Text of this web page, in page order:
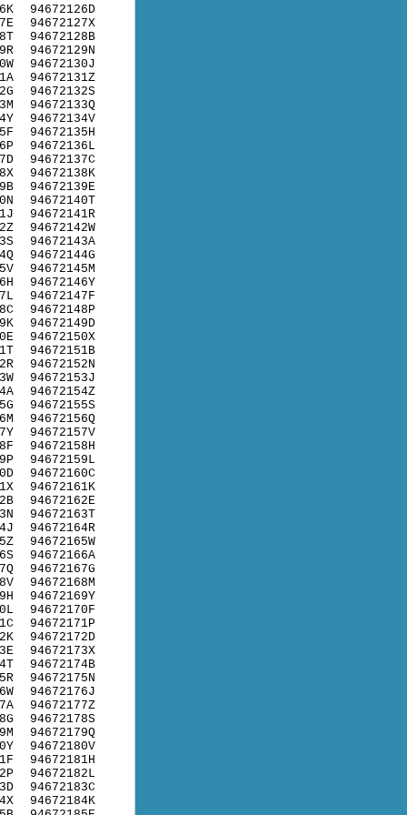
94672126D
94672127X
94672128B
94672129N
94672130J
94672131Z
94672132S
94672133Q
94672134V
94672135H
94672136L
94672137C
94672138K
94672139E
94672140T
94672141R
94672142W
94672143A
94672144G
94672145M
94672146Y
94672147F
94672148P
94672149D
94672150X
94672151B
94672152N
94672153J
94672154Z
94672155S
94672156Q
94672157V
94672158H
94672159L
94672160C
94672161K
94672162E
94672163T
94672164R
94672165W
94672166A
94672167G
94672168M
94672169Y
94672170F
94672171P
94672172D
94672173X
94672174B
94672175N
94672176J
94672177Z
94672178S
94672179Q
94672180V
94672181H
94672182L
94672183C
94672184K